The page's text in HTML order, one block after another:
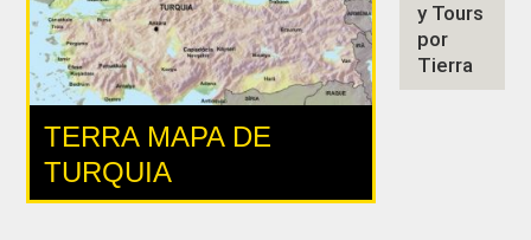
TERRA MAPA DE
TURQUIA
y Tours
por
Tierra